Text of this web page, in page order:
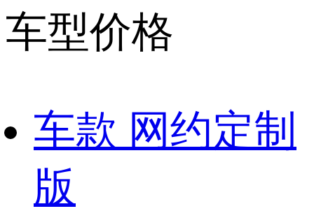
车型价格
车款 网约定制
版